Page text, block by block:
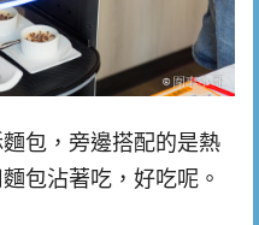
包，旁邊搭配的是熱
包沾著吃，好吃呢。